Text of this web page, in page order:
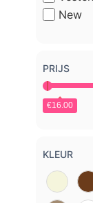
New
PRIJS
€16.00
KLEUR